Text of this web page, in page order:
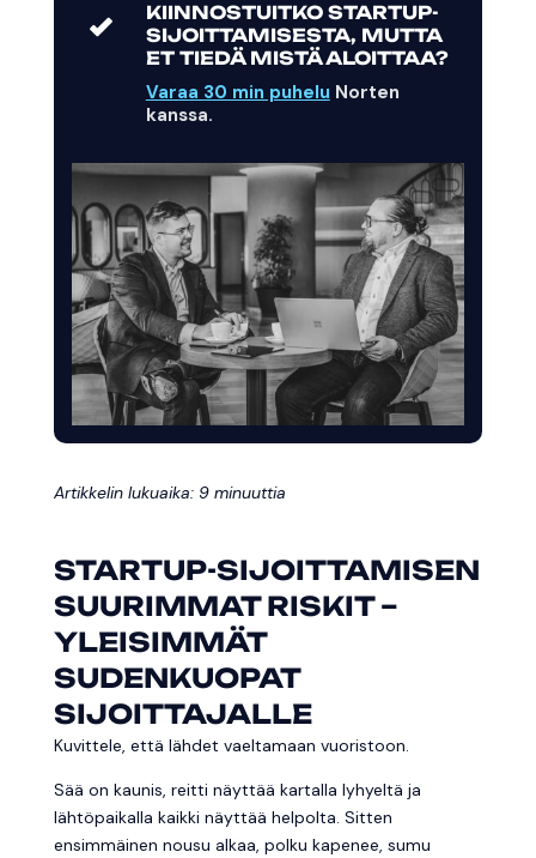
KIINNOSTUITKO STARTUP-
SIJOITTAMISESTA, MUTTA
ET TIEDÄ MISTÄ ALOITTAA?
Varaa 30 min puhelu Norten
kanssa.
Artikkelin lukuaika: 9 minuuttia
STARTUP-SIJOITTAMISEN
SUURIMMAT RISKIT –
YLEISIMMÄT
SUDENKUOPAT
SIJOITTAJALLE
Kuvittele, että lähdet vaeltamaan vuoristoon.
Sää on kaunis, reitti näyttää kartalla lyhyeltä ja
lähtöpaikalla kaikki näyttää helpolta. Sitten
ensimmäinen nousu alkaa, polku kapenee, sumu